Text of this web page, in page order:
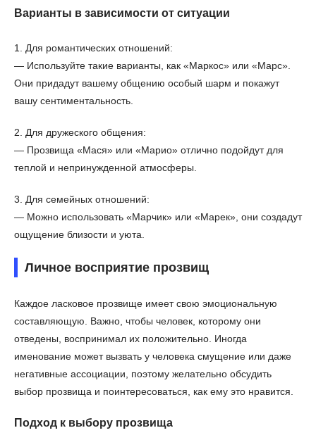
Варианты в зависимости от ситуации
1. Для романтических отношений:
— Используйте такие варианты, как «Маркос» или «Марс».
Они придадут вашему общению особый шарм и покажут
вашу сентиментальность.
2. Для дружеского общения:
— Прозвища «Мася» или «Марио» отлично подойдут для
теплой и непринужденной атмосферы.
3. Для семейных отношений:
— Можно использовать «Марчик» или «Марек», они создадут
ощущение близости и уюта.
Личное восприятие прозвищ
Каждое ласковое прозвище имеет свою эмоциональную
составляющую. Важно, чтобы человек, которому они
отведены, воспринимал их положительно. Иногда
именование может вызвать у человека смущение или даже
негативные ассоциации, поэтому желательно обсудить
выбор прозвища и поинтересоваться, как ему это нравится.
Подход к выбору прозвища